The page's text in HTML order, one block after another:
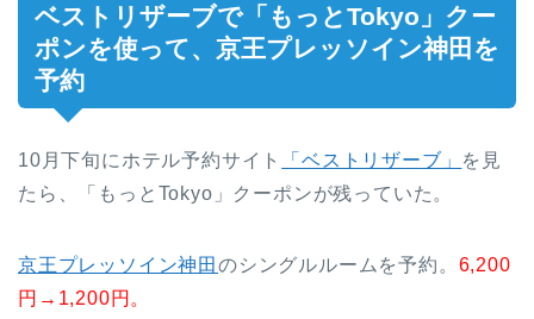
ベストリザーブで「もっとTokyo」クー
ポンを使って、京王プレッソイン神田を
予約
10月下旬にホテル予約サイト 「ベストリザーブ」 を見
たら、「もっとTokyo」クーポンが残っていた。
京王プレッソイン神田 のシングルルームを予約。 6,200
円→1,200円。